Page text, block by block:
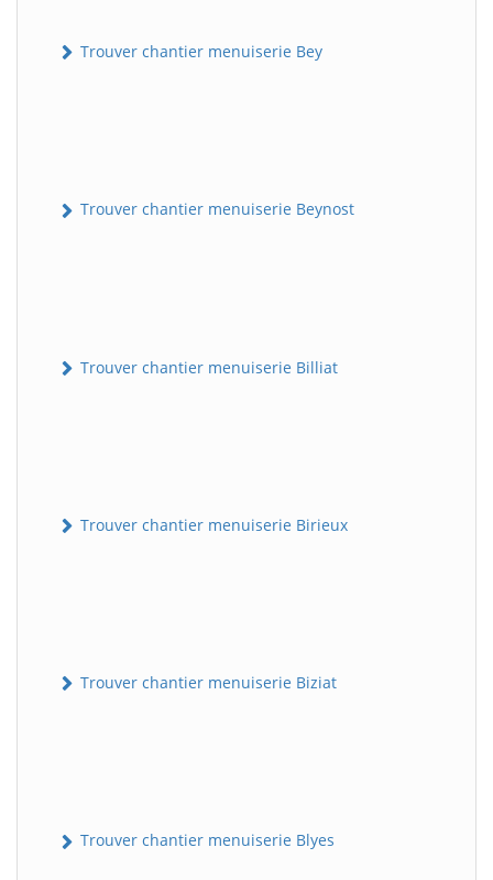
Trouver chantier menuiserie Bey
Trouver chantier menuiserie Beynost
Trouver chantier menuiserie Billiat
Trouver chantier menuiserie Birieux
Trouver chantier menuiserie Biziat
Trouver chantier menuiserie Blyes